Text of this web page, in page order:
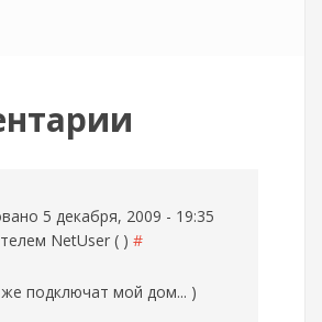
5 декабря, 2009 - 19:35
NetUser ( ) #
же подключат мой дом... )